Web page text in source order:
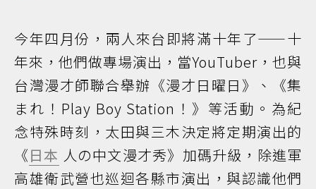
今年四月份，兩人來台即將滿十年了——十
年來，他們做專場演出，當YouTuber，也與
台灣漫才師聯合舉辦《漫才日曜日》、《集
まれ！Play Boy Station！》等活動。為紀
念特殊時刻，太田與三木決定將定期演出的
《日本 人の中文漫才秀》加碼升級，除進軍
高雄衛武營也巡迴各縣市演出，與認識他們